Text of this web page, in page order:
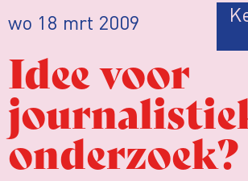
wo 18 mrt 2009
Idee voor
onderzoek?